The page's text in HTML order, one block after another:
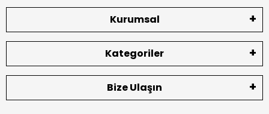
Kurumsal
Kategoriler
Bize Ulaşın